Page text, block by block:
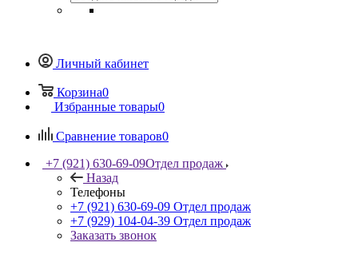
Личный кабинет
Корзина0
Избранные товары0
Сравнение товаров0
+7 (921) 630-69-09Отдел продаж
Назад
Телефоны
+7 (921) 630-69-09 Отдел продаж
+7 (929) 104-04-39 Отдел продаж
Заказать звонок